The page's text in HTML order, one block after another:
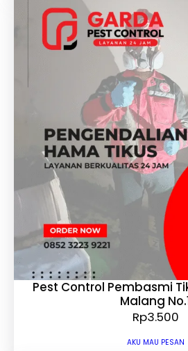
Pest Control Pembasmi
Malang
Rp3.500
AKU MAU PESAN